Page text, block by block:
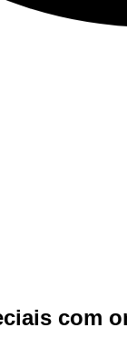
com